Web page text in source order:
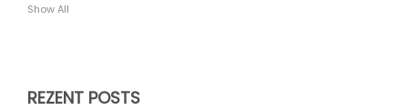
Show All
REZENT POSTS